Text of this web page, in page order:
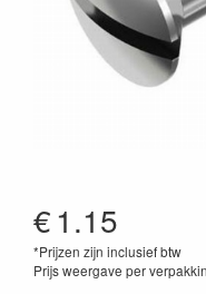
€1.15
*Prijzen zijn inclusief btw
Prijs weergave per